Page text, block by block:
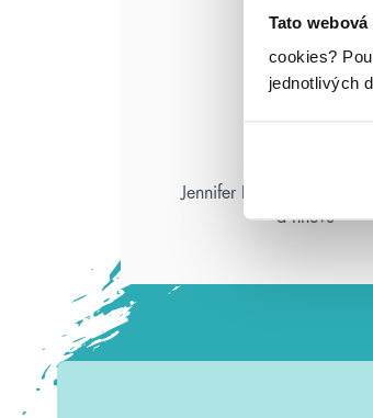
Tato
cookies?
jednotlivých
Jennifer L. Armentrout:
a hněvu